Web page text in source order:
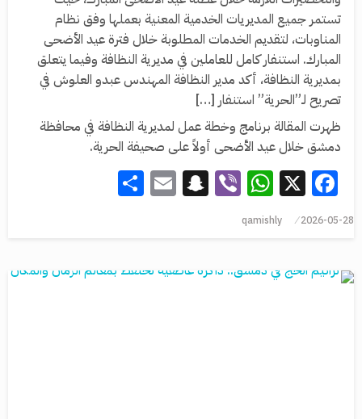
تستمر جميع المديريات الخدمية المعنية بعملها وفق نظام
المناوبات، لتقديم الخدمات المطلوبة خلال فترة عيد الأضحى
المبارك. استنفار كامل للعاملين في مديرية النظافة وفيما يتعلق
بمديرية النظافة، أكد مدير النظافة المهندس عبدو العلوش في
تصريح لـ”الحرية” استنفار […]
ظهرت المقالة برنامج وخطة عمل لمديرية النظافة في محافظة
دمشق خلال عيد الأضحى أولاً على صحيفة الحرية.
Facebook
X
WhatsApp
Viber
Snapchat
Email
2026-05-28
qamishly